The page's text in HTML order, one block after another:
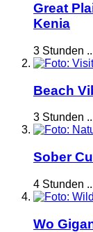
Great
Kenia
3 Stunden
Beach
3 Stunden
Sober
4 Stunden
Wo